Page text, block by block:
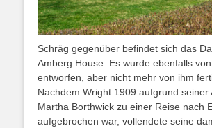
Schräg gegenüber befindet sich das
Amberg House. Es wurde ebenfalls
entworfen, aber nicht mehr von ihm
Nachdem Wright 1909 aufgrund seiner
Martha Borthwick zu einer Reise nach
aufgebrochen war, vollendete seine